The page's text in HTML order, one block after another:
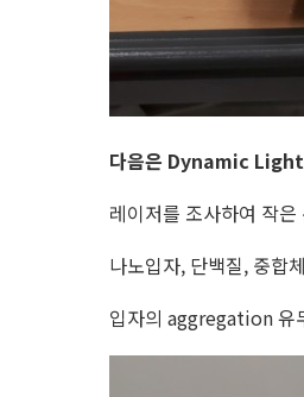
다음은 Dynamic
레이저를 조사하여 작
나노입자, 단백질, 중합
입자의 aggregation 유